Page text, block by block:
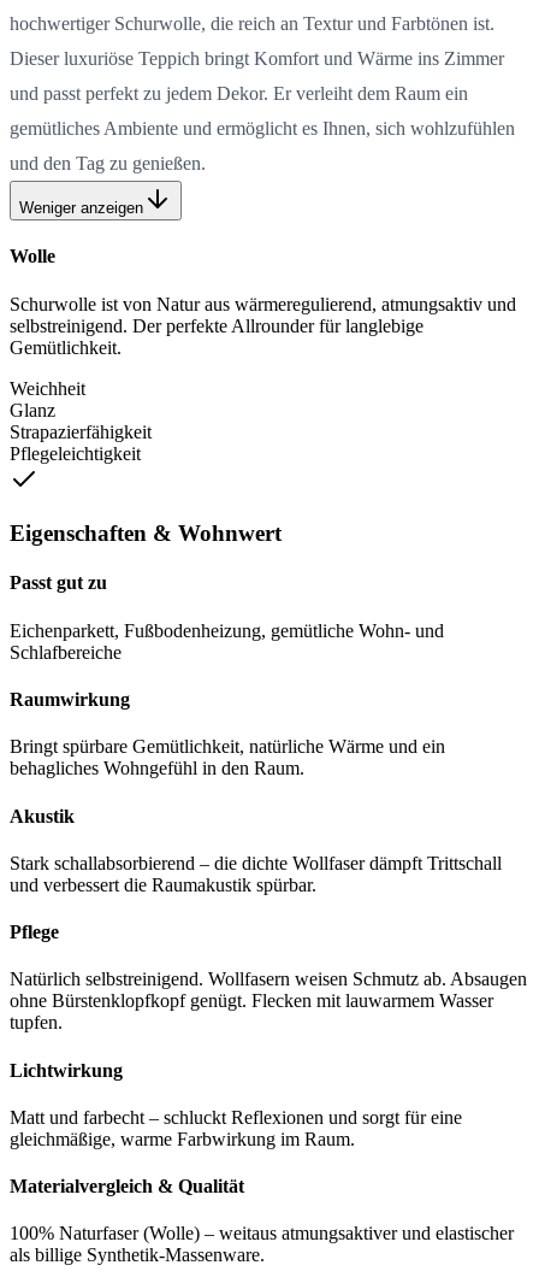
hochwertiger Schurwolle, die reich an Textur und Farbtönen ist.
Dieser luxuriöse Teppich bringt Komfort und Wärme ins Zimmer
und passt perfekt zu jedem Dekor. Er verleiht dem Raum ein
gemütliches Ambiente und ermöglicht es Ihnen, sich wohlzufühlen
und den Tag zu genießen.
Weniger anzeigen
Wolle
Schurwolle ist von Natur aus wärmeregulierend, atmungsaktiv und
selbstreinigend. Der perfekte Allrounder für langlebige
Gemütlichkeit.
Weichheit
Glanz
Strapazierfähigkeit
Pflegeleichtigkeit
Eigenschaften & Wohnwert
Passt gut zu
Eichenparkett, Fußbodenheizung, gemütliche Wohn- und
Schlafbereiche
Raumwirkung
Bringt spürbare Gemütlichkeit, natürliche Wärme und ein
behagliches Wohngefühl in den Raum.
Akustik
Stark schallabsorbierend – die dichte Wollfaser dämpft Trittschall
und verbessert die Raumakustik spürbar.
Pflege
Natürlich selbstreinigend. Wollfasern weisen Schmutz ab. Absaugen
ohne Bürstenklopfkopf genügt. Flecken mit lauwarmem Wasser
tupfen.
Lichtwirkung
Matt und farbecht – schluckt Reflexionen und sorgt für eine
gleichmäßige, warme Farbwirkung im Raum.
Materialvergleich & Qualität
100% Naturfaser (Wolle) – weitaus atmungsaktiver und elastischer
als billige Synthetik-Massenware.